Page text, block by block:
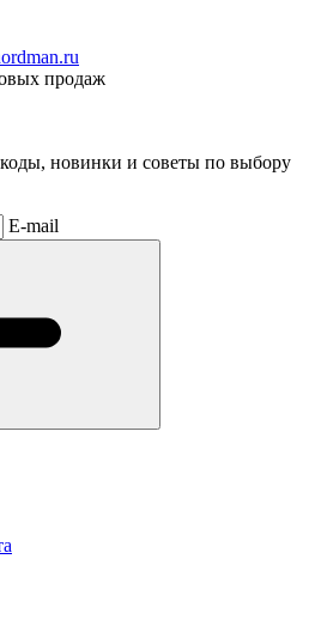
продаж
новинки и советы по выбору
E-mail